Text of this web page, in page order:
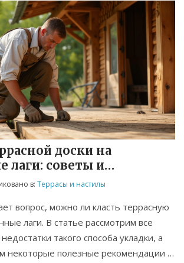
доски на
лаги: советы и
в: Террасы и настилы
вопрос, можно ли класть террасную
лаги. В статье рассмотрим все
такого способа укладки, а
некоторые полезные рекомендации и